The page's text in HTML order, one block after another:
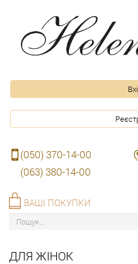
(050) 370-14-00
(063) 380-14-00
ВАШІ ПОКУПКИ
ДЛЯ ЖІНОК